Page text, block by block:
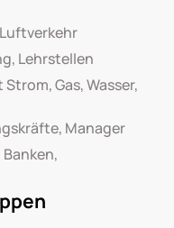
Lehrstellen
Gas, Wasser,
Manager